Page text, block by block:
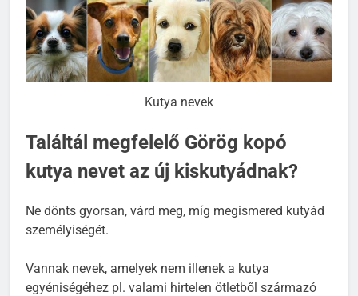
Kutya nevek
Találtál megfelelő Görög kopó
kutya nevet az új kiskutyádnak?
Ne dönts gyorsan, várd meg, míg megismered kutyád
személyiségét.
Vannak nevek, amelyek nem illenek a kutya
egyéniségéhez pl. valami hirtelen ötletből származó